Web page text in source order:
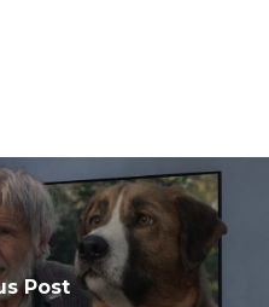
Post